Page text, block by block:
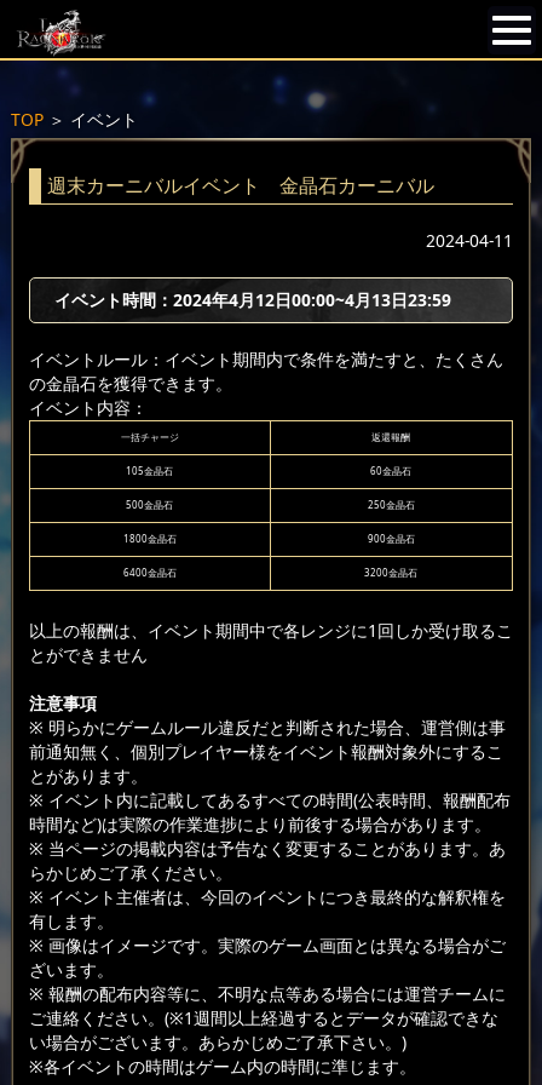
TOP＞ イベント
週末カーニバルイベント 金晶石カーニバル
2024-04-11
イベント時間：2024年4月12日00:00~4月13日23:59
イベントルール：イベント期間内で条件を満たすと、たくさん
の金晶石を獲得できます。
イベント内容：
一括チャージ 返還報酬
105金晶石 60金晶石
500金晶石 250金晶石
1800金晶石 900金晶石
6400金晶石 3200金晶石
以上の報酬は、イベント期間中で各レンジに1回しか受け取るこ
とができません
注意事項
※ 明らかにゲームルール違反だと判断された場合、運営側は事
前通知無く、個別プレイヤー様をイベント報酬対象外にするこ
とがあります。
※ イベント内に記載してあるすべての時間(公表時間、報酬配布
時間など)は実際の作業進捗により前後する場合があります。
※ 当ページの掲載内容は予告なく変更することがあります。あ
らかじめご了承ください。
※ イベント主催者は、今回のイベントにつき最終的な解釈権を
有します。
※ 画像はイメージです。実際のゲーム画面とは異なる場合がご
ざいます。
※ 報酬の配布内容等に、不明な点等ある場合には運営チームに
ご連絡ください。(※1週間以上経過するとデータが確認できな
い場合がございます。あらかじめご了承下さい。)
※各イベントの時間はゲーム内の時間に準じます。